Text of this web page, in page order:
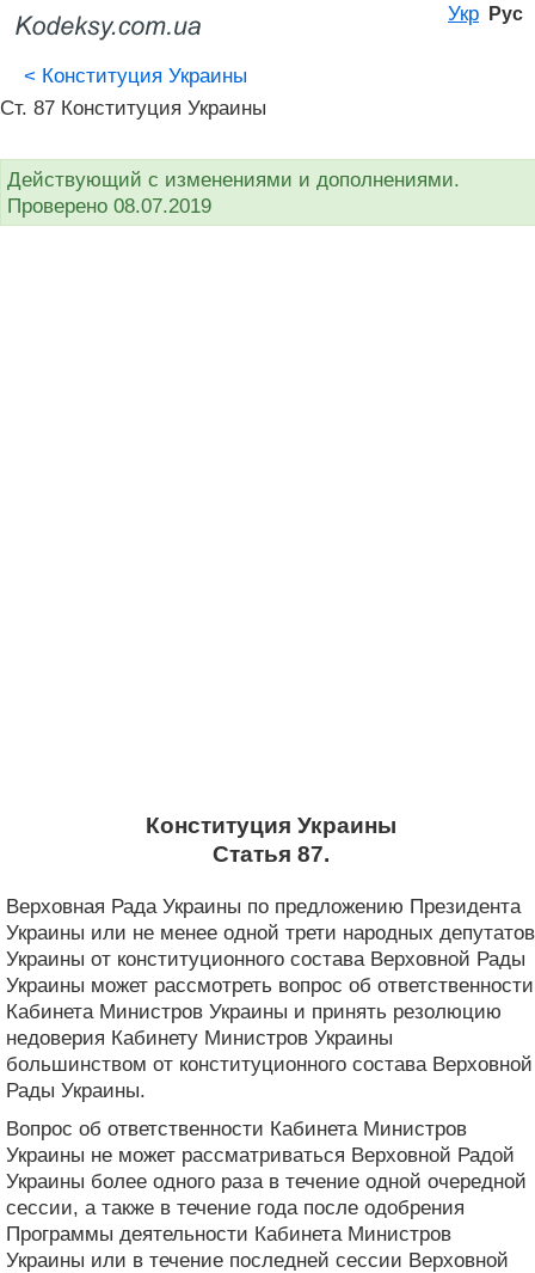
Укр Рус
< Конституция Украины
Ст. 87 Конституция Украины
Действующий с изменениями и дополнениями.
Проверено 08.07.2019
Конституция Украины
Статья 87.
Верховная Рада Украины по предложению Президента
Украины или не менее одной трети народных депутатов
Украины от конституционного состава Верховной Рады
Украины может рассмотреть вопрос об ответственности
Кабинета Министров Украины и принять резолюцию
недоверия Кабинету Министров Украины
большинством от конституционного состава Верховной
Рады Украины.
Вопрос об ответственности Кабинета Министров
Украины не может рассматриваться Верховной Радой
Украины более одного раза в течение одной очередной
сессии, а также в течение года после одобрения
Программы деятельности Кабинета Министров
Украины или в течение последней сессии Верховной